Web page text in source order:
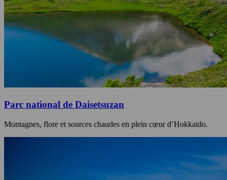
Parc national de Daisetsuzan
Montagnes, flore et sources chaudes en plein cœur d’Hokkaido.